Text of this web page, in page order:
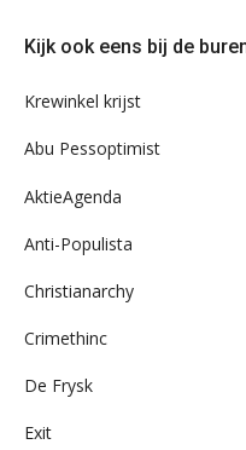
ons
Kijk ook eens bij de
Krewinkel krijst
Abu Pessoptimist
AktieAgenda
Anti-Populista
Christianarchy
Crimethinc
De Frysk
Exit